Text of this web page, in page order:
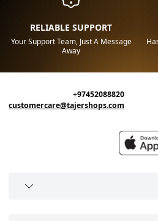
RELIABLE SUPPORT
Your Support Team, Just A Message
Away
+97452088820
customercare@tajershops.com